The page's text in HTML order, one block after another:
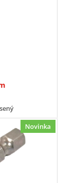
Novinka